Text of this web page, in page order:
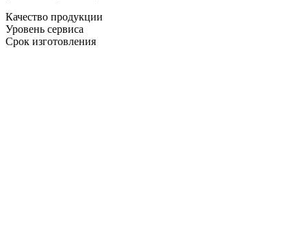
Качество продукции
Уровень сервиса
Срок изготовления